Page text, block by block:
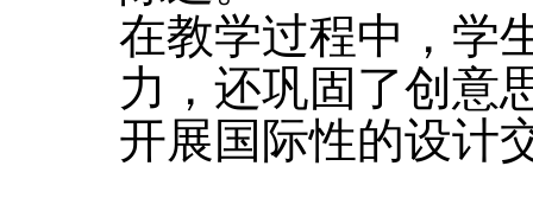
在教学过程中，学
力，还巩固了创意
开展国际性的设计